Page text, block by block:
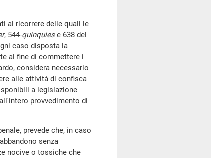
al ricorrere delle quali le
, 544-quinquiese 638 del
caso disposta la
al fine di commettere i
considera necessario
alle attività di confisca
a legislazione
provvedimento di
prevede che, in caso
senza
nocive o tossiche che